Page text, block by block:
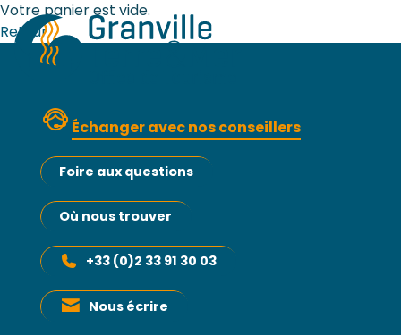
Votre panier est vide.
Retour
Échanger avec nos conseillers
Foire aux questions
Où nous trouver
+33 (0)2 33 91 30 03
Nous écrire